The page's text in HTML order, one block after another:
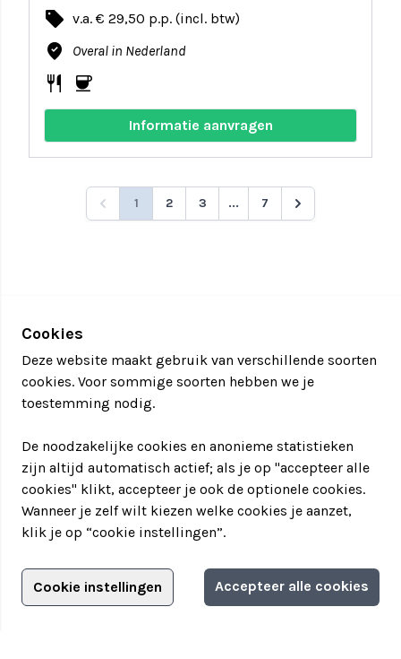
Filter jouw teamuitstapje!
local_offer v.a. € 29,50 p.p. (incl. btw)
where_to_vote Overal in Nederland
restaurant coffee
Informatie aanvragen
1 2 3 ... 7
Adverteren?
Adverteerdersopties
Cookies
Deze website maakt gebruik van verschillende soorten
cookies. Voor sommige soorten hebben we je
toestemming nodig.
De noodzakelijke cookies en anonieme statistieken
zijn altijd automatisch actief; als je op "accepteer alle
cookies" klikt, accepteer je ook de optionele cookies.
Wanneer je zelf wilt kiezen welke cookies je aanzet,
klik je op “cookie instellingen”.
Cookie instellingen Accepteer alle cookies